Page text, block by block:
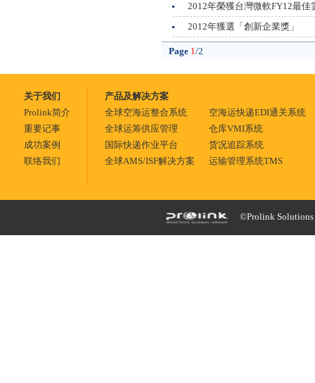
2012年榮獲台灣微軟FY12最佳
2012年獲選「創新企業獎」
Page 1/2
关于我们
Prolink简介
重要记事
成功案例
联络我们
产品及解决方案
全球空海运整合系统
空海运快递EDI通关系统
全球运筹供应管理
仓库VMI系统
国际快递作业平台
货况追踪系统
全球AMS/ISF解决方案
运输管理系统TMS
©Prolink Solutions